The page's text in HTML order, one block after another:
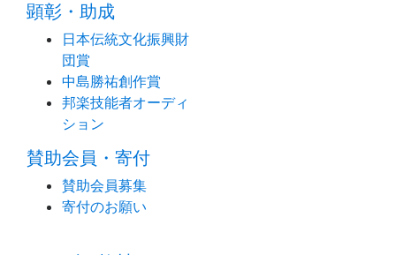
顕彰・助成
日本伝統文化振興財
団賞
中島勝祐創作賞
邦楽技能者オーディ
ション
賛助会員・寄付
賛助会員募集
寄付のお願い